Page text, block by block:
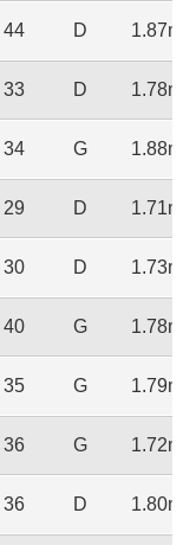
44 D 1.87m
33 D 1.78m
34 G 1.88m
29 D 1.71m
30 D 1.73m
40 G 1.78m
35 G 1.79m
36 G 1.72m
36 D 1.80m